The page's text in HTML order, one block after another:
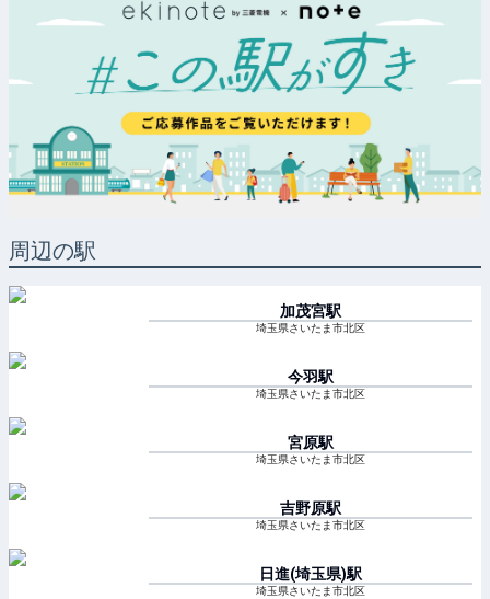
周辺の駅
加茂宮駅
埼玉県さいたま市北区
今羽駅
埼玉県さいたま市北区
宮原駅
埼玉県さいたま市北区
吉野原駅
埼玉県さいたま市北区
日進(埼玉県)駅
埼玉県さいたま市北区